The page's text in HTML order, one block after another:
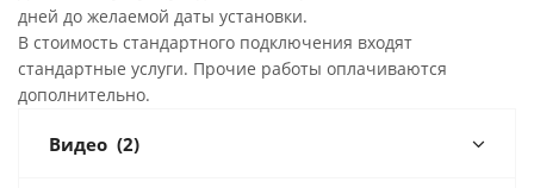
дней до желаемой даты установки.
В стоимость стандартного подключения входят
стандартные услуги. Прочие работы оплачиваются
дополнительно.
Видео (2)